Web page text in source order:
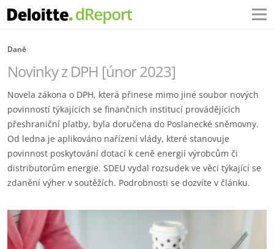
Daně
Novinky z DPH [únor 2023]
Novela zákona o DPH, která přinese mimo jiné soubor nových
povinností týkajících se finančních institucí provádějících
přeshraniční platby, byla doručena do Poslanecké sněmovny.
Od ledna je aplikováno nařízení vlády, které stanovuje
povinnost poskytování dotací k ceně energií výrobcům či
distributorům energie. SDEU vydal rozsudek ve věci týkající se
zdanění výher v soutěžích. Podrobnosti se dozvíte v článku.